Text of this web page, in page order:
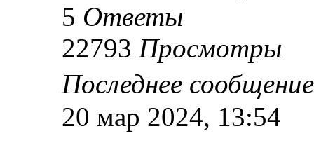
5 Ответы
22793 Просмотры
Последнее
20 мар 2024, 13:54